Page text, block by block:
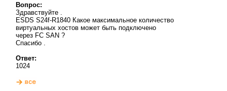
Вопрос:
Здравствуйте .
ESDS S24f-R1840 Какое максимальное количество
виртуальных хостов может быть подключено
через FC SAN ?
Спасибо .
Ответ:
1024